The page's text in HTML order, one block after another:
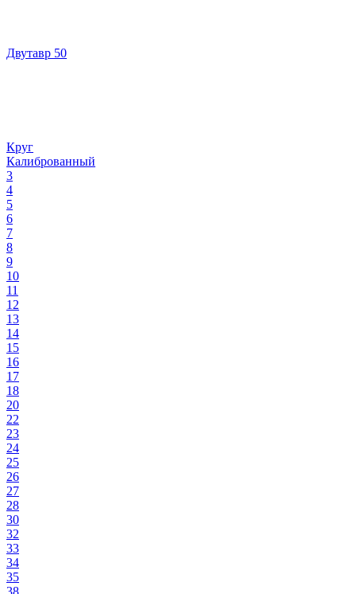
Двутавр 50
Круг
Калиброванный
3
4
5
6
7
8
9
10
11
12
13
14
15
16
17
18
20
22
23
24
25
26
27
28
30
32
33
34
35
38